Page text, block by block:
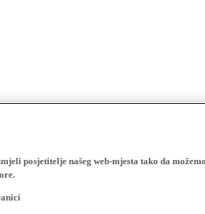
posjetitelje našeg web-mjesta tako da